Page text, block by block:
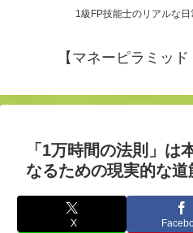
1級FP技能士のリアルな
【マネーピラミッ
「1万時間の法則」は
なるための現実的な
X